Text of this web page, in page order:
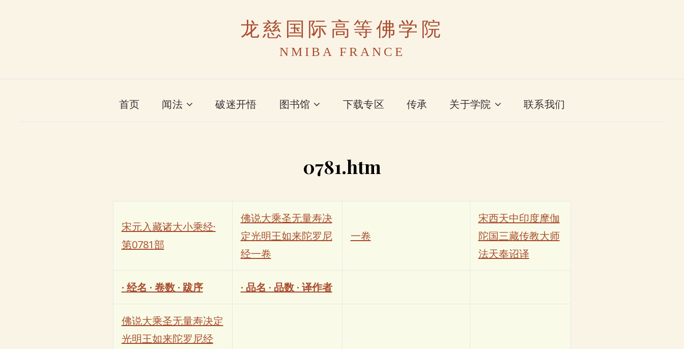
龙慈国际高等佛学院
NMIBA FRANCE
首页 闻法 破迷开悟 图书馆 下载专区 传承 关于学院 联系我们
0781.htm
宋元入藏诸大小乘经·
第0781部
佛说大乘圣无量寿决
定光明王如来陀罗尼
经一卷
一卷
宋西天中印度摩伽
陀国三藏传教大师
法天奉诏译
· 经名 · 卷数 · 跋序 · 品名 · 品数 · 译作者
佛说大乘圣无量寿决定
光明王如来陀罗尼经